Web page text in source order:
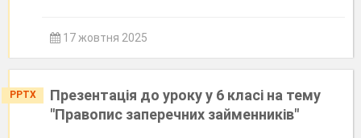
17 жовтня 2025
PPTX
Презентація до уроку у 6 класі на тему
"Правопис заперечних займенників"